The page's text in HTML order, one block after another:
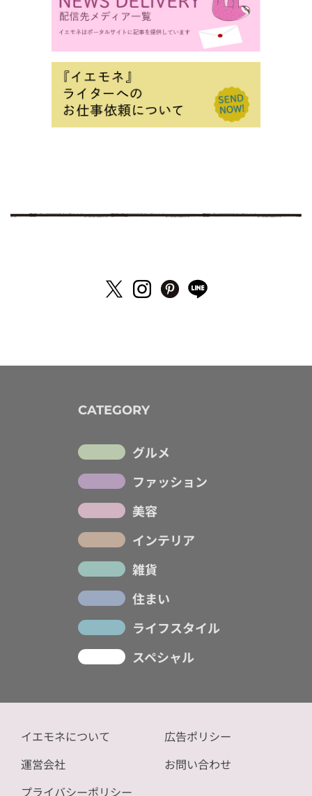
CATEGORY
グルメ
ファッション
美容
インテリア
雑貨
住まい
ライフスタイル
スペシャル
イエモネについて
運営会社
プライバシーポリシー
広告ポリシー
お問い合わせ